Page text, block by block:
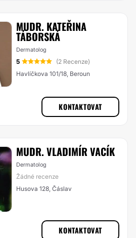
MUDR. KATEŘINA
TÁBORSKÁ
Dermatolog
5
(2 Recenze)
Havlíčkova 101/18, Beroun
KONTAKTOVAT
MUDR. VLADIMÍR VACÍK
Dermatolog
Žádné recenze
Husova 128, Čáslav
KONTAKTOVAT